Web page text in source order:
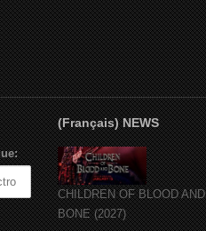
(Français) NEWS
CHILDREN OF BLOOD AND
BONE (2027)